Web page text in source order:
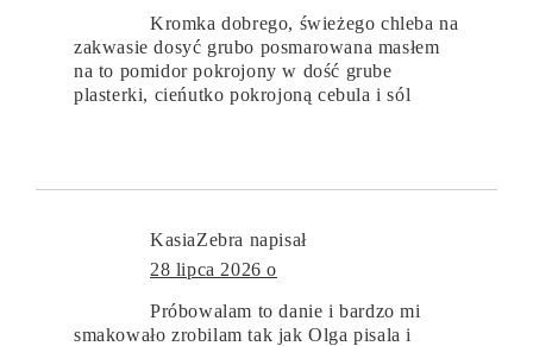
Kromka dobrego, świeżego chleba na
zakwasie dosyć grubo posmarowana masłem
na to pomidor pokrojony w dość grube
plasterki, cieńutko pokrojoną cebula i sól
KasiaZebra napisał
28 lipca 2026 o
Próbowalam to danie i bardzo mi
smakowało zrobilam tak jak Olga pisala i